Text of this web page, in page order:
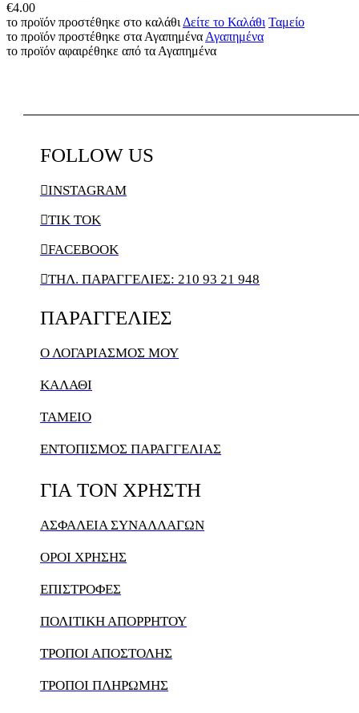
€4.00
το προϊόν προστέθηκε στο καλάθι Δείτε το Καλάθι Ταμείο
το προϊόν προστέθηκε στα Αγαπημένα Αγαπημένα
το προϊόν αφαιρέθηκε από τα Αγαπημένα
FOLLOW US
INSTAGRAM
TIK TOK
FACEBOOK
ΤΗΛ. ΠΑΡΑΓΓΕΛΙΕΣ: 210 93 21 948
ΠΑΡΑΓΓΕΛΙΕΣ
Ο ΛΟΓΑΡΙΑΣΜΌΣ ΜΟΥ
ΚΑΛΆΘΙ
ΤΑΜΕΙΟ
ΕΝΤΟΠΙΣΜΟΣ ΠΑΡΑΓΓΕΛΙΑΣ
ΓΙΑ ΤΟΝ ΧΡΗΣΤΗ
ΑΣΦΑΛΕΙΑ ΣΥΝΑΛΛΑΓΩΝ
ΟΡΟΙ ΧΡΗΣΗΣ
ΕΠΙΣΤΡΟΦΕΣ
ΠΟΛΙΤΙΚΗ ΑΠΟΡΡΗΤΟΥ
ΤΡΟΠΟΙ ΑΠΟΣΤΟΛΗΣ
ΤΡΟΠΟΙ ΠΛΗΡΩΜΗΣ